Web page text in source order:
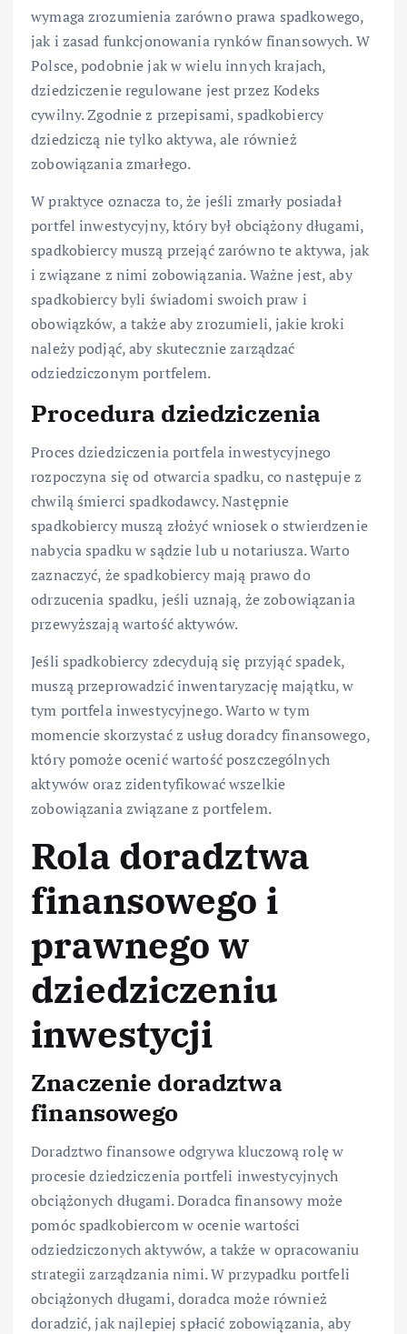
wymaga zrozumienia zarówno prawa spadkowego,
jak i zasad funkcjonowania rynków finansowych. W
Polsce, podobnie jak w wielu innych krajach,
dziedziczenie regulowane jest przez Kodeks
cywilny. Zgodnie z przepisami, spadkobiercy
dziedziczą nie tylko aktywa, ale również
zobowiązania zmarłego.
W praktyce oznacza to, że jeśli zmarły posiadał
portfel inwestycyjny, który był obciążony długami,
spadkobiercy muszą przejąć zarówno te aktywa, jak
i związane z nimi zobowiązania. Ważne jest, aby
spadkobiercy byli świadomi swoich praw i
obowiązków, a także aby zrozumieli, jakie kroki
należy podjąć, aby skutecznie zarządzać
odziedziczonym portfelem.
Procedura dziedziczenia
Proces dziedziczenia portfela inwestycyjnego
rozpoczyna się od otwarcia spadku, co następuje z
chwilą śmierci spadkodawcy. Następnie
spadkobiercy muszą złożyć wniosek o stwierdzenie
nabycia spadku w sądzie lub u notariusza. Warto
zaznaczyć, że spadkobiercy mają prawo do
odrzucenia spadku, jeśli uznają, że zobowiązania
przewyższają wartość aktywów.
Jeśli spadkobiercy zdecydują się przyjąć spadek,
muszą przeprowadzić inwentaryzację majątku, w
tym portfela inwestycyjnego. Warto w tym
momencie skorzystać z usług doradcy finansowego,
który pomoże ocenić wartość poszczególnych
aktywów oraz zidentyfikować wszelkie
zobowiązania związane z portfelem.
Rola doradztwa
finansowego i
prawnego w
dziedziczeniu
inwestycji
Znaczenie doradztwa
finansowego
Doradztwo finansowe odgrywa kluczową rolę w
procesie dziedziczenia portfeli inwestycyjnych
obciążonych długami. Doradca finansowy może
pomóc spadkobiercom w ocenie wartości
odziedziczonych aktywów, a także w opracowaniu
strategii zarządzania nimi. W przypadku portfeli
obciążonych długami, doradca może również
doradzić, jak najlepiej spłacić zobowiązania, aby